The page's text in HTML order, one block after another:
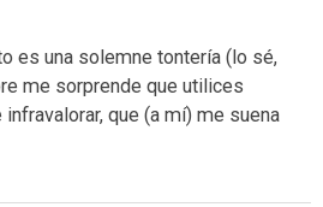
es una solemne tontería (lo sé,
me sorprende que utilices
que (a mí) me suena